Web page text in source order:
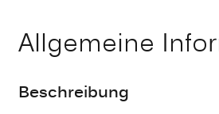
Allgemeine
Beschreibung